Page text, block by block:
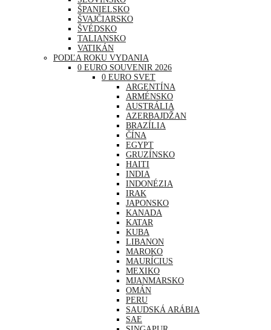
ŠPANIELSKO
ŠVAJČIARSKO
ŠVÉDSKO
TALIANSKO
VATIKÁN
PODĽA ROKU VYDANIA
0 EURO SOUVENIR 2026
0 EURO SVET
ARGENTÍNA
ARMÉNSKO
AUSTRÁLIA
AZERBAJDŽAN
BRAZÍLIA
ČÍNA
EGYPT
GRUZÍNSKO
HAITI
INDIA
INDONÉZIA
IRAK
JAPONSKO
KANADA
KATAR
KUBA
LIBANON
MAROKO
MAURÍCIUS
MEXIKO
MJANMARSKO
OMÁN
PERU
SAUDSKÁ ARÁBIA
SAE